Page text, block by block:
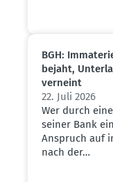
BGH:
bejaht,
verneint
22. Juli 2026
Wer durch
seiner Bank
Anspruch auf
nach der…